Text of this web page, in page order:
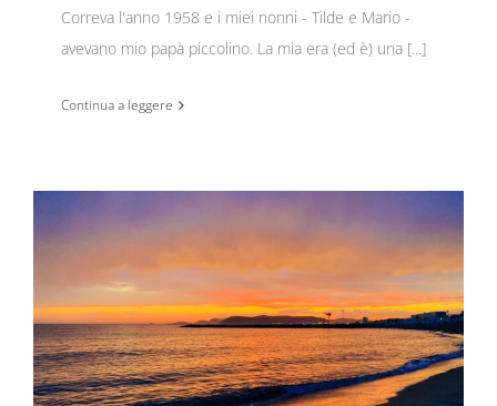
Correva l'anno 1958 e i miei nonni - Tilde e Mario -
avevano mio papà piccolino. La mia era (ed è) una [...]
Continua a leggere